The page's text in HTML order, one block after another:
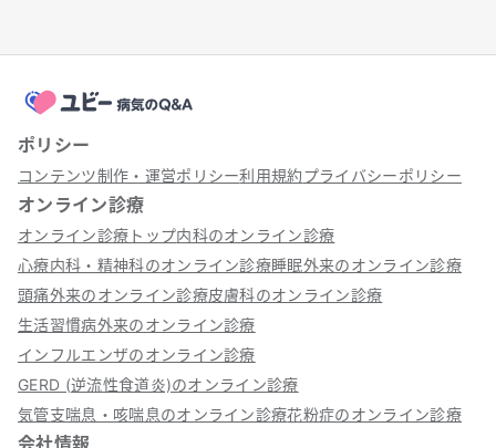
ポリシー
コンテンツ制作・運営ポリシー利用規約プライバシーポリシー
オンライン診療
オンライン診療トップ内科のオンライン診療
心療内科・精神科のオンライン診療睡眠外来のオンライン診療
頭痛外来のオンライン診療皮膚科のオンライン診療
生活習慣病外来のオンライン診療
インフルエンザのオンライン診療
GERD (逆流性食道炎)のオンライン診療
気管支喘息・咳喘息のオンライン診療花粉症のオンライン診療
会社情報